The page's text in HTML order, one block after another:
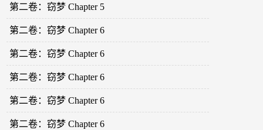
第二卷：窃梦 Chapter 5
第二卷：窃梦 Chapter 6
第二卷：窃梦 Chapter 6
第二卷：窃梦 Chapter 6
第二卷：窃梦 Chapter 6
第二卷：窃梦 Chapter 6